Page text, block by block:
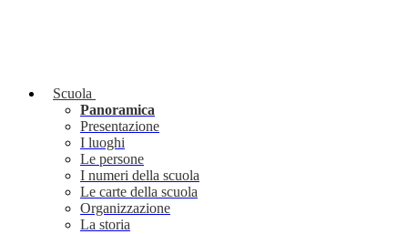
Scuola
Panoramica
Presentazione
I luoghi
Le persone
I numeri della scuola
Le carte della scuola
Organizzazione
La storia